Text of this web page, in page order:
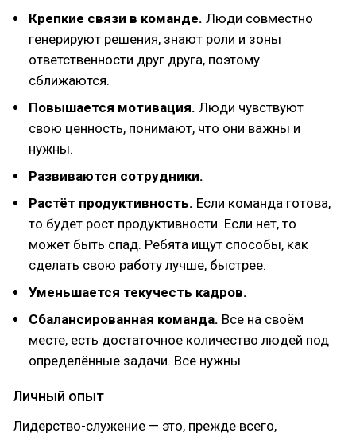
Крепкие связи в команде. Люди совместно
генерируют решения, знают роли и зоны
ответственности друг друга, поэтому
сближаются.
Повышается мотивация. Люди чувствуют
свою ценность, понимают, что они важны и
нужны.
Развиваются сотрудники.
Растёт продуктивность. Если команда готова,
то будет рост продуктивности. Если нет, то
может быть спад. Ребята ищут способы, как
сделать свою работу лучше, быстрее.
Уменьшается текучесть кадров.
Сбалансированная команда. Все на своём
месте, есть достаточное количество людей под
определённые задачи. Все нужны.
Личный опыт
Лидерство-служение — это, прежде всего,